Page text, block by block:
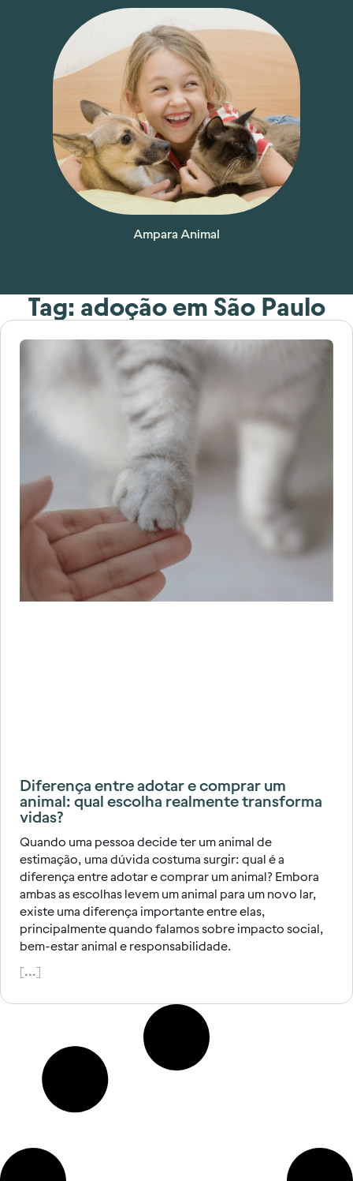
Ampara Animal
Tag: adoção em São Paulo
Diferença entre adotar e comprar um
animal: qual escolha realmente transforma
vidas?
Quando uma pessoa decide ter um animal de
estimação, uma dúvida costuma surgir: qual é a
diferença entre adotar e comprar um animal? Embora
ambas as escolhas levem um animal para um novo lar,
existe uma diferença importante entre elas,
principalmente quando falamos sobre impacto social,
bem-estar animal e responsabilidade.
[...]